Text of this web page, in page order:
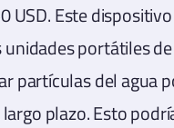
USD. Este
portátiles
partículas del agua
plazo. Esto